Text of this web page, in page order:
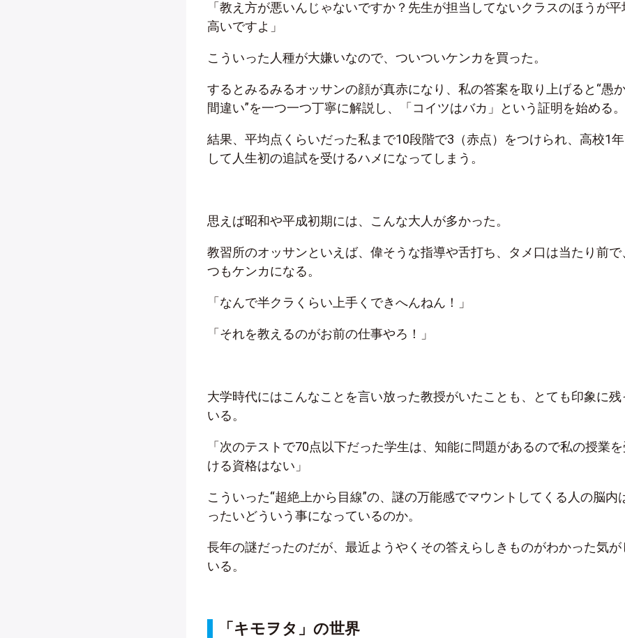
「教え方が悪いんじゃないですか？先生が担当してないクラスのほうが平
高いですよ」
こういった人種が大嫌いなので、ついついケンカを買った。
するとみるみるオッサンの顔が真赤になり、私の答案を取り上げると“愚
間違い”を一つ一つ丁寧に解説し、「コイツはバカ」という証明を始める。
結果、平均点くらいだった私まで10段階で3（赤点）をつけられ、高校1
して人生初の追試を受けるハメになってしまう。
思えば昭和や平成初期には、こんな大人が多かった。
教習所のオッサンといえば、偉そうな指導や舌打ち、タメ口は当たり前で
つもケンカになる。
「なんで半クラくらい上手くできへんねん！」
「それを教えるのがお前の仕事やろ！」
大学時代にはこんなことを言い放った教授がいたことも、とても印象に残
いる。
「次のテストで70点以下だった学生は、知能に問題があるので私の授業を
ける資格はない」
こういった“超絶上から目線”の、謎の万能感でマウントしてくる人の脳内
ったいどういう事になっているのか。
長年の謎だったのだが、最近ようやくその答えらしきものがわかった気が
いる。
「キモヲタ」の世界